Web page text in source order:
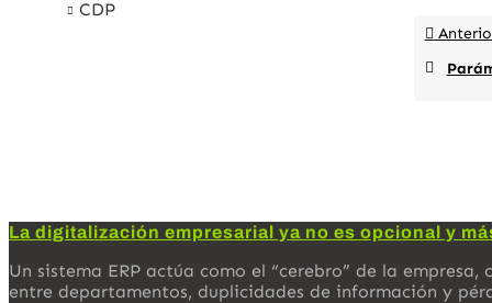
CDP
La digitalización empresarial ya no es opcional y
Un sistema ERP actúa como el “cerebro” de la
entre departamentos, duplicidades de información y